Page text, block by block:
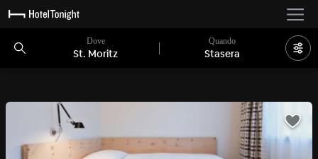
Dove
St. Moritz
Quando
Stasera